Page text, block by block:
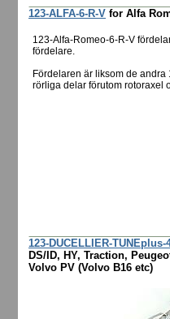
123-ALFA-6-R-V for Alfa
123-Alfa-Romeo-6-R-V
fördelare.
Fördelaren är liksom de
rörliga delar förutom rotoraxel
123-DUCELLIER-TUNEplus-
DS/ID, HY, Traction,
Volvo PV (Volvo B16 etc)